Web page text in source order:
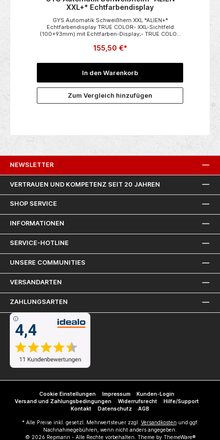
XXL+* Echtfarbendisplay
GYS Automatik Schweißhem XXL *ALIEN+*
Echtfarbendisplay TRUE COLOR- XXL-Sichtfeld
(100x93mm) mit Echtfarben-Display;- TRUE COLOR
Verdunklungsstufen für Schweißarbeiten mit geringer
0,15 - 0,8 sec- WIG-Schweißen > 2A -
Schweißen/Schleifen im Helm umschaltbar - Hohe
Empfindlichkeit durch 4 Sensoren
155,50 €*
In den Warenkorb
Zum Vergleich hinzufügen
NEWSLETTER
VERTRAUEN UND KOMPETENZ SEIT 20 JAHREN
SHOP SERVICE
INFORMATIONEN
SERVICE-HOTLINE
UNSERE COMMUNITIES
VERSANDARTEN
ZAHLUNGSARTEN
Cookie Einstellungen Impressum
Kunden-Login
Versand und Zahlungsbedingungen
Widerrufsrecht
Hilfe/Support
Kontakt
Datenschutz AGB
* Alle Preise inkl. gesetzl. Mehrwertsteuer zzgl. Versandkosten und ggf.
Nachnahmegebühren, wenn nicht anders angegeben.
© 2026 Repmann - Alle Rechte vorbehalten. Theme by ThemeWare®